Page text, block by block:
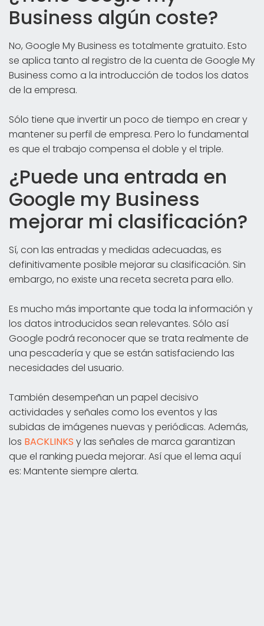
Business algún coste?
No, Google My Business es totalmente gratuito. Esto
se aplica tanto al registro de la cuenta de Google My
Business como a la introducción de todos los datos
de la empresa.
Sólo tiene que invertir un poco de tiempo en crear y
mantener su perfil de empresa. Pero lo fundamental
es que el trabajo compensa el doble y el triple.
¿Puede una entrada en
Google my Business
mejorar mi clasificación?
Sí, con las entradas y medidas adecuadas, es
definitivamente posible mejorar su clasificación. Sin
embargo, no existe una receta secreta para ello.
Es mucho más importante que toda la información y
los datos introducidos sean relevantes. Sólo así
Google podrá reconocer que se trata realmente de
una pescadería y que se están satisfaciendo las
necesidades del usuario.
También desempeñan un papel decisivo
actividades y señales como los eventos y las
subidas de imágenes nuevas y periódicas. Además,
los BACKLINKS y las señales de marca garantizan
que el ranking pueda mejorar. Así que el lema aquí
es: Mantente siempre alerta.